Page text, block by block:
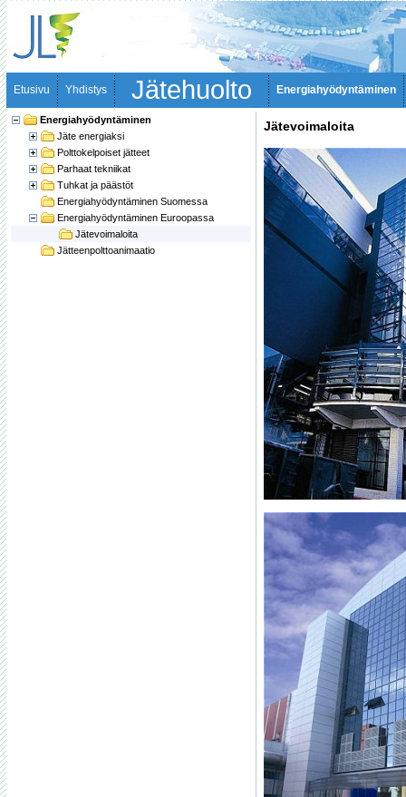
Etusivu Yhdistys Jätehuolto Energiahyödyntäminen
Energiahyödyntäminen
Jäte energiaksi
Polttokelpoiset jätteet
Parhaat tekniikat
Tuhkat ja päästöt
Energiahyödyntäminen Suomessa
Energiahyödyntäminen Euroopassa
Jätevoimaloita
Jätteenpolttoanimaatio
Jätevoimaloita